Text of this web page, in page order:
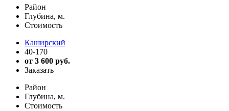
Район
Глубина, м.
Стоимость
Каширский
40-170
от 3 600 руб.
Заказать
Район
Глубина, м.
Стоимость